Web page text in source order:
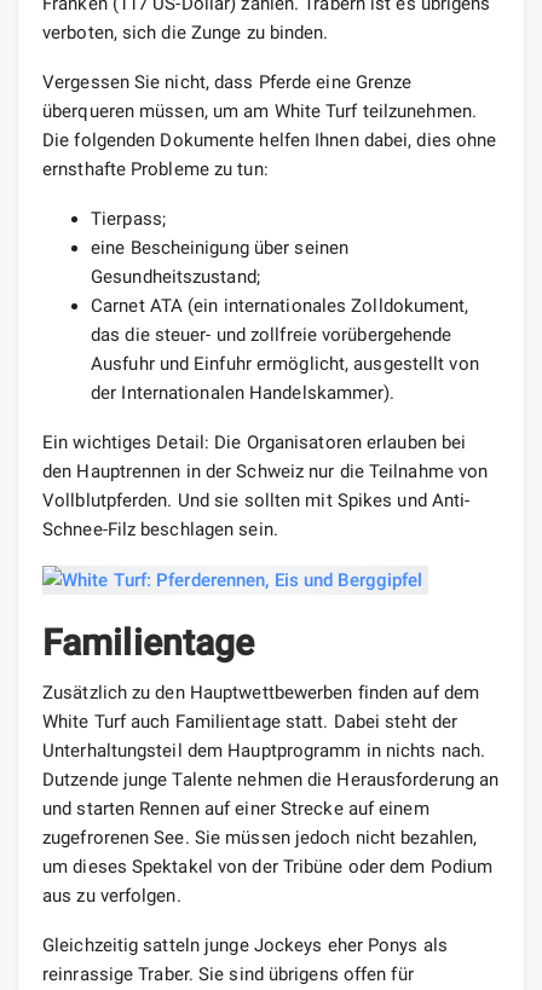
verboten, sich die Zunge zu binden.
Vergessen Sie nicht, dass Pferde eine Grenze
überqueren müssen, um am White Turf teilzunehmen.
Die folgenden Dokumente helfen Ihnen dabei, dies ohne
ernsthafte Probleme zu tun:
Tierpass;
eine Bescheinigung über seinen
Gesundheitszustand;
Carnet ATA (ein internationales Zolldokument,
das die steuer- und zollfreie vorübergehende
Ausfuhr und Einfuhr ermöglicht, ausgestellt von
der Internationalen Handelskammer).
Ein wichtiges Detail: Die Organisatoren erlauben bei
den Hauptrennen in der Schweiz nur die Teilnahme von
Vollblutpferden. Und sie sollten mit Spikes und Anti-
Schnee-Filz beschlagen sein.
Familientage
Zusätzlich zu den Hauptwettbewerben finden auf dem
White Turf auch Familientage statt. Dabei steht der
Unterhaltungsteil dem Hauptprogramm in nichts nach.
Dutzende junge Talente nehmen die Herausforderung an
und starten Rennen auf einer Strecke auf einem
zugefrorenen See. Sie müssen jedoch nicht bezahlen,
um dieses Spektakel von der Tribüne oder dem Podium
aus zu verfolgen.
Gleichzeitig satteln junge Jockeys eher Ponys als
reinrassige Traber. Sie sind übrigens offen für